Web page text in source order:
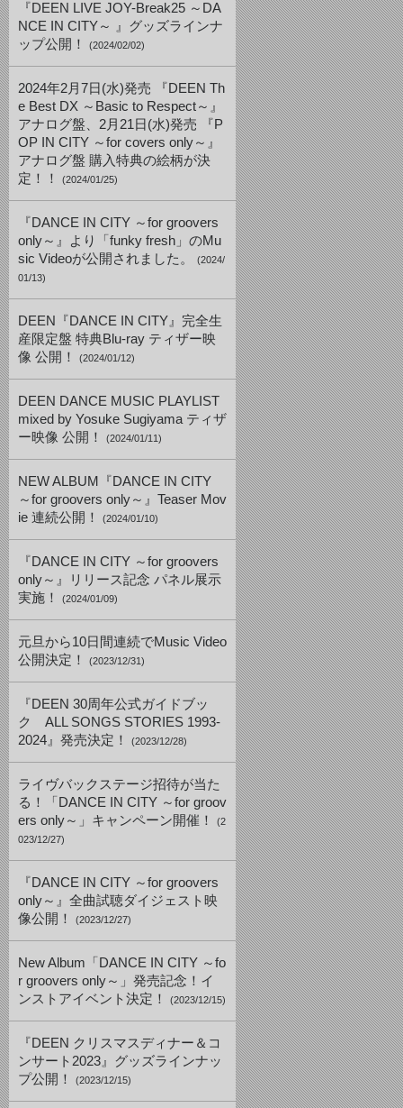
『DEEN LIVE JOY-Break25 ～DA
NCE IN CITY～ 』グッズラインナ
ップ公開！
(2024/02/02)
2024年2月7日(水)発売 『DEEN Th
e Best DX ～Basic to Respect～』
アナログ盤、2月21日(水)発売 『P
OP IN CITY ～for covers only～』
アナログ盤 購入特典の絵柄が決
定！！
(2024/01/25)
『DANCE IN CITY ～for groovers
only～』より「funky fresh」のMu
sic Videoが公開されました。
(2024/
01/13)
DEEN『DANCE IN CITY』完全生
産限定盤 特典Blu-ray ティザー映
像 公開！
(2024/01/12)
DEEN DANCE MUSIC PLAYLIST
mixed by Yosuke Sugiyama ティザ
ー映像 公開！
(2024/01/11)
NEW ALBUM『DANCE IN CITY
～for groovers only～』Teaser Mov
ie 連続公開！
(2024/01/10)
『DANCE IN CITY ～for groovers
only～』リリース記念 パネル展示
実施！
(2024/01/09)
元旦から10日間連続でMusic Video
公開決定！
(2023/12/31)
『DEEN 30周年公式ガイドブッ
ク ALL SONGS STORIES 1993-
2024』発売決定！
(2023/12/28)
ライヴバックステージ招待が当た
る！「DANCE IN CITY ～for groov
ers only～」キャンペーン開催！
(2
023/12/27)
『DANCE IN CITY ～for groovers
only～』全曲試聴ダイジェスト映
像公開！
(2023/12/27)
New Album「DANCE IN CITY ～fo
r groovers only～」発売記念！イ
ンストアイベント決定！
(2023/12/15)
『DEEN クリスマスディナー＆コ
ンサート2023』グッズラインナッ
プ公開！
(2023/12/15)